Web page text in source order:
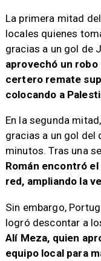
La primera mitad
locales quienes
gracias a un gol de
aprovechó un robo
certero remate
colocando a
En la segunda
gracias a un gol del
minutos. Tras una
Román encontró
red, ampliando la
Sin embargo,
logró descontar a
Alí Meza, quien
equipo local para